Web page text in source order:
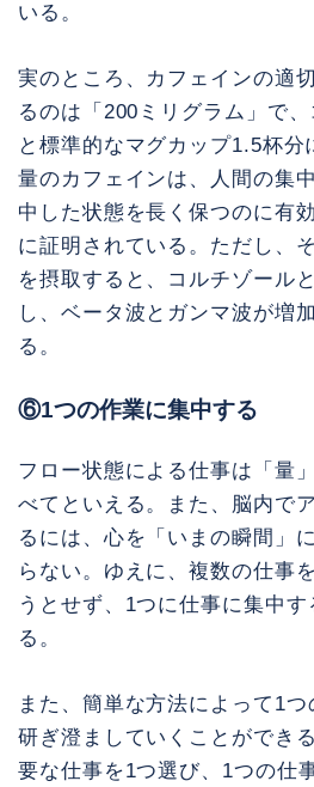
いる。
実のところ、カフェインの適
るのは「200ミリグラム」で
と標準的なマグカップ1.5杯分
量のカフェインは、人間の集
中した状態を長く保つのに有
に証明されている。ただし、
を摂取すると、コルチゾール
し、ベータ波とガンマ波が増
る。
⑥1つの作業に集中する
フロー状態による仕事は「量
べてといえる。また、脳内で
るには、心を「いまの瞬間」
らない。ゆえに、複数の仕事
うとせず、1つに仕事に集中
る。
また、簡単な方法によって1
研ぎ澄ましていくことができ
要な仕事を1つ選び、1つの仕